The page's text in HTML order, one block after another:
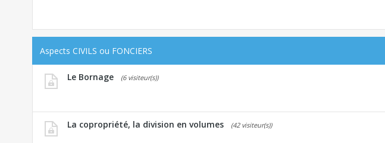
Aspects CIVILS ou FONCIERS
Le Bornage (6 visiteur(s))
La copropriété, la division en volumes (42 visiteur(s))